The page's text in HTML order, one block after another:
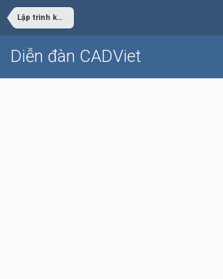
Lập trình khác
Diễn đàn CADViet